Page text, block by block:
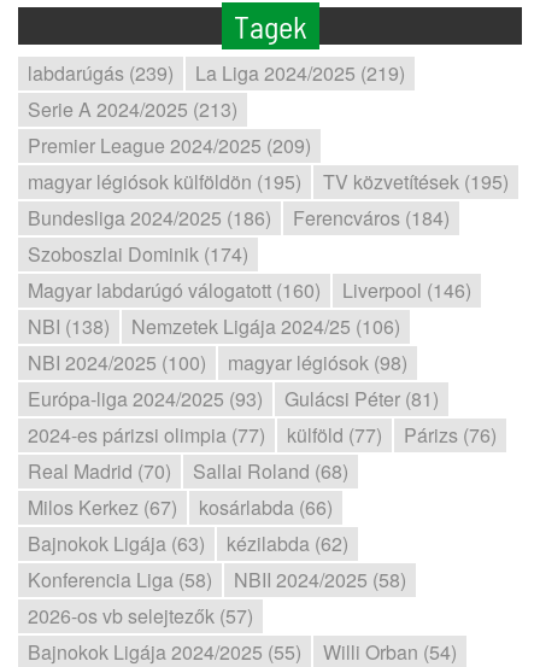
Tagek
labdarúgás (239)
La Liga 2024/2025 (219)
Serie A 2024/2025 (213)
Premier League 2024/2025 (209)
magyar légiósok külföldön (195)
TV közvetítések (195)
Bundesliga 2024/2025 (186)
Ferencváros (184)
Szoboszlai Dominik (174)
Magyar labdarúgó válogatott (160)
Liverpool (146)
NBI (138)
Nemzetek Ligája 2024/25 (106)
NBI 2024/2025 (100)
magyar légiósok (98)
Európa-liga 2024/2025 (93)
Gulácsi Péter (81)
2024-es párizsi olimpia (77)
külföld (77)
Párizs (76)
Real Madrid (70)
Sallai Roland (68)
Milos Kerkez (67)
kosárlabda (66)
Bajnokok Ligája (63)
kézilabda (62)
Konferencia Liga (58)
NBII 2024/2025 (58)
2026-os vb selejtezők (57)
Bajnokok Ligája 2024/2025 (55)
Willi Orban (54)